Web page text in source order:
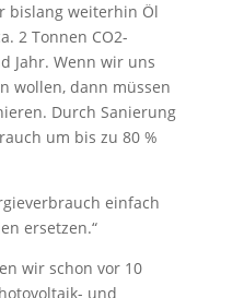
bislang weiterhin Öl
2 Tonnen CO2-
Jahr. Wenn wir uns
wollen, dann müssen
Durch Sanierung
um bis zu 80 %
einfach
ersetzen.“
wir schon vor 10
und